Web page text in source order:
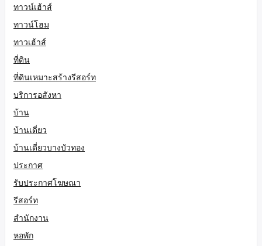
ทาวน์เฮ้าส์
ทาวน์โฮม
ทาวเฮ้าส์
ที่ดิน
ที่ดินเหมาะสร้างรีสอร์ท
บริการอสังหา
บ้าน
บ้านเดี่ยว
บ้านเดี่ยวบางบัวทอง
ประกาศ
รับประกาศโฆษณา
รีสอร์ท
สำนักงาน
หอพัก